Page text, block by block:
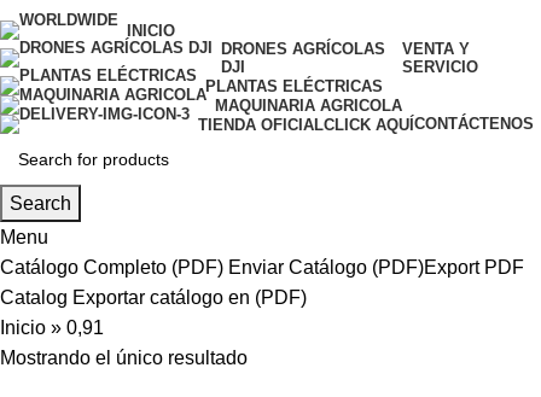
INICIO
DRONES AGRÍCOLAS
DJI
VENTA Y
SERVICIO
PLANTAS ELÉCTRICAS
MAQUINARIA AGRICOLA
TIENDA OFICIALCLICK AQUÍCONTÁCTENOS
Search
Menu
Catálogo Completo (PDF) Enviar Catálogo (PDF)Export PDF
Catalog Exportar catálogo en (PDF)
Inicio » 0,91
Mostrando el único resultado